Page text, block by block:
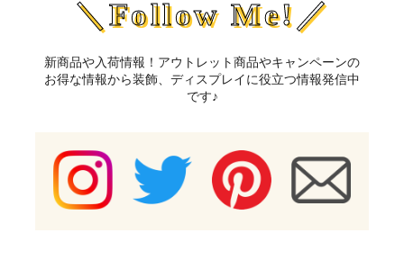
＼Follow Me!／
新商品や入荷情報！アウトレット商品やキャンペーンの
お得な情報から装飾、ディスプレイに役立つ情報発信中
です♪